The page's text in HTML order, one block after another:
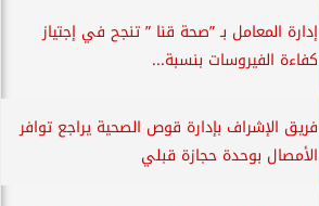
إدارة المعامل بـ ”صحة قنا ” تنجح في إجتياز
كفاءة الفيروسات بنسبة...
فريق الإشراف بإدارة قوص الصحية يراجع توافر
الأمصال بوحدة حجازة قبلي